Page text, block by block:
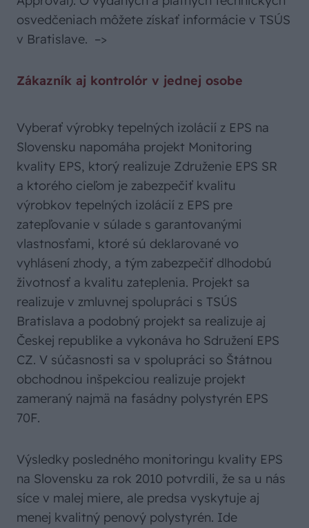
osvedčeniach môžete získať informácie v TSÚS
v Bratislave. –>
Zákazník aj kontrolór v jednej osobe
Vyberať výrobky tepelných izolácií z EPS na
Slovensku napomáha projekt Monitoring
kvality EPS, ktorý realizuje Združenie EPS SR
a ktorého cieľom je zabezpečiť kvalitu
výrobkov tepelných izolácií z EPS pre
zatepľovanie v súlade s garantovanými
vlastnosťami, ktoré sú deklarované vo
vyhlásení zhody, a tým zabezpečiť dlhodobú
životnosť a kvalitu zateplenia. Projekt sa
realizuje v zmluvnej spolupráci s TSÚS
Bratislava a podobný projekt sa realizuje aj
Českej republike a vykonáva ho Sdružení EPS
CZ. V súčasnosti sa v spolupráci so Štátnou
obchodnou inšpekciou realizuje projekt
zameraný najmä na fasádny polystyrén EPS
70F.
Výsledky posledného monitoringu kvality EPS
na Slovensku za rok 2010 potvrdili, že sa u nás
síce v malej miere, ale predsa vyskytuje aj
menej kvalitný penový polystyrén. Ide